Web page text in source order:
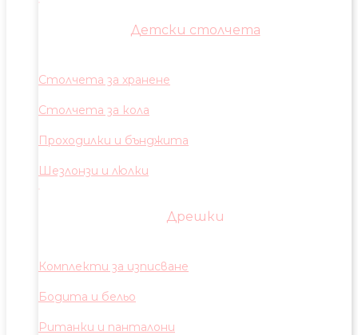
Детски столчета
Столчета за хранене
Столчета за кола
Проходилки и бънджита
Шезлонзи и люлки
Дрешки
Комплекти за изписване
Бодита и бельо
Ританки и панталони